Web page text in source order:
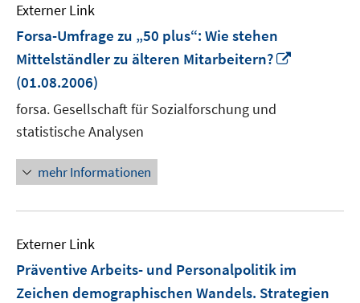
Externer Link
Forsa-Umfrage zu „50 plus“: Wie stehen
Mittelständler zu älteren Mitarbeitern?
(01.08.2006)
forsa. Gesellschaft für Sozialforschung und
statistische Analysen
mehr Informationen
Externer Link
Präventive Arbeits- und Personalpolitik im
Zeichen demographischen Wandels. Strategien